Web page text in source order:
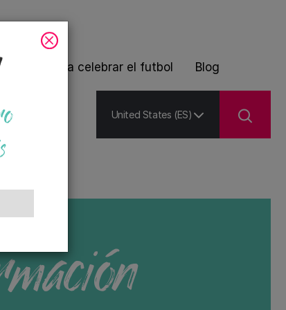
plantas para celebrar el futbol Blog
United States (ES)